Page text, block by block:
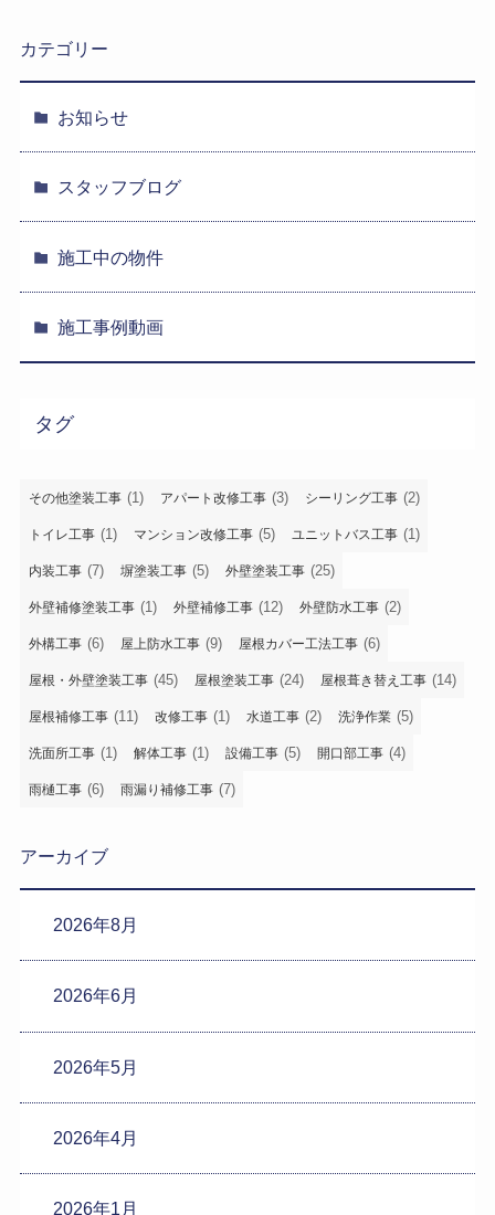
カテゴリー
お知らせ
スタッフブログ
施工中の物件
施工事例動画
タグ
その他塗装工事 (1) アパート改修工事 (3) シーリング工事 (2)
トイレ工事 (1) マンション改修工事 (5) ユニットバス工事 (1)
内装工事 (7) 塀塗装工事 (5) 外壁塗装工事 (25)
外壁補修塗装工事 (1) 外壁補修工事 (12) 外壁防水工事 (2)
外構工事 (6) 屋上防水工事 (9) 屋根カバー工法工事 (6)
屋根・外壁塗装工事 (45) 屋根塗装工事 (24) 屋根葺き替え工事 (14)
屋根補修工事 (11) 改修工事 (1) 水道工事 (2) 洗浄作業 (5)
洗面所工事 (1) 解体工事 (1) 設備工事 (5) 開口部工事 (4)
雨樋工事 (6) 雨漏り補修工事 (7)
アーカイブ
2026年8月
2026年6月
2026年5月
2026年4月
2026年1月